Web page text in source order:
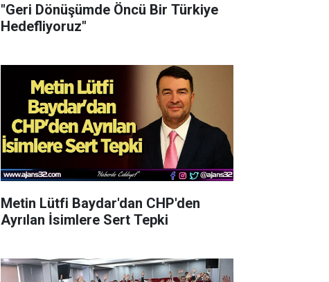
"Geri Dönüşümde Öncü Bir Türkiye
Hedefliyoruz"
Metin Lütfi Baydar'dan CHP'den
Ayrılan İsimlere Sert Tepki